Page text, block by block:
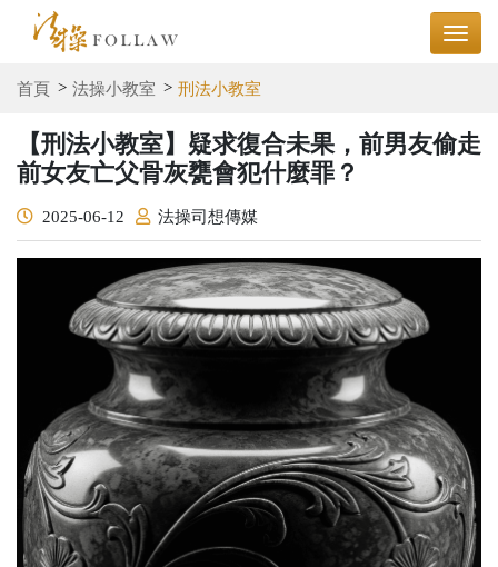
首頁 法操小教室 刑法小教室
【刑法小教室】疑求復合未果，前男友偷走
前女友亡父骨灰甕會犯什麼罪？
2025-06-12 法操司想傳媒